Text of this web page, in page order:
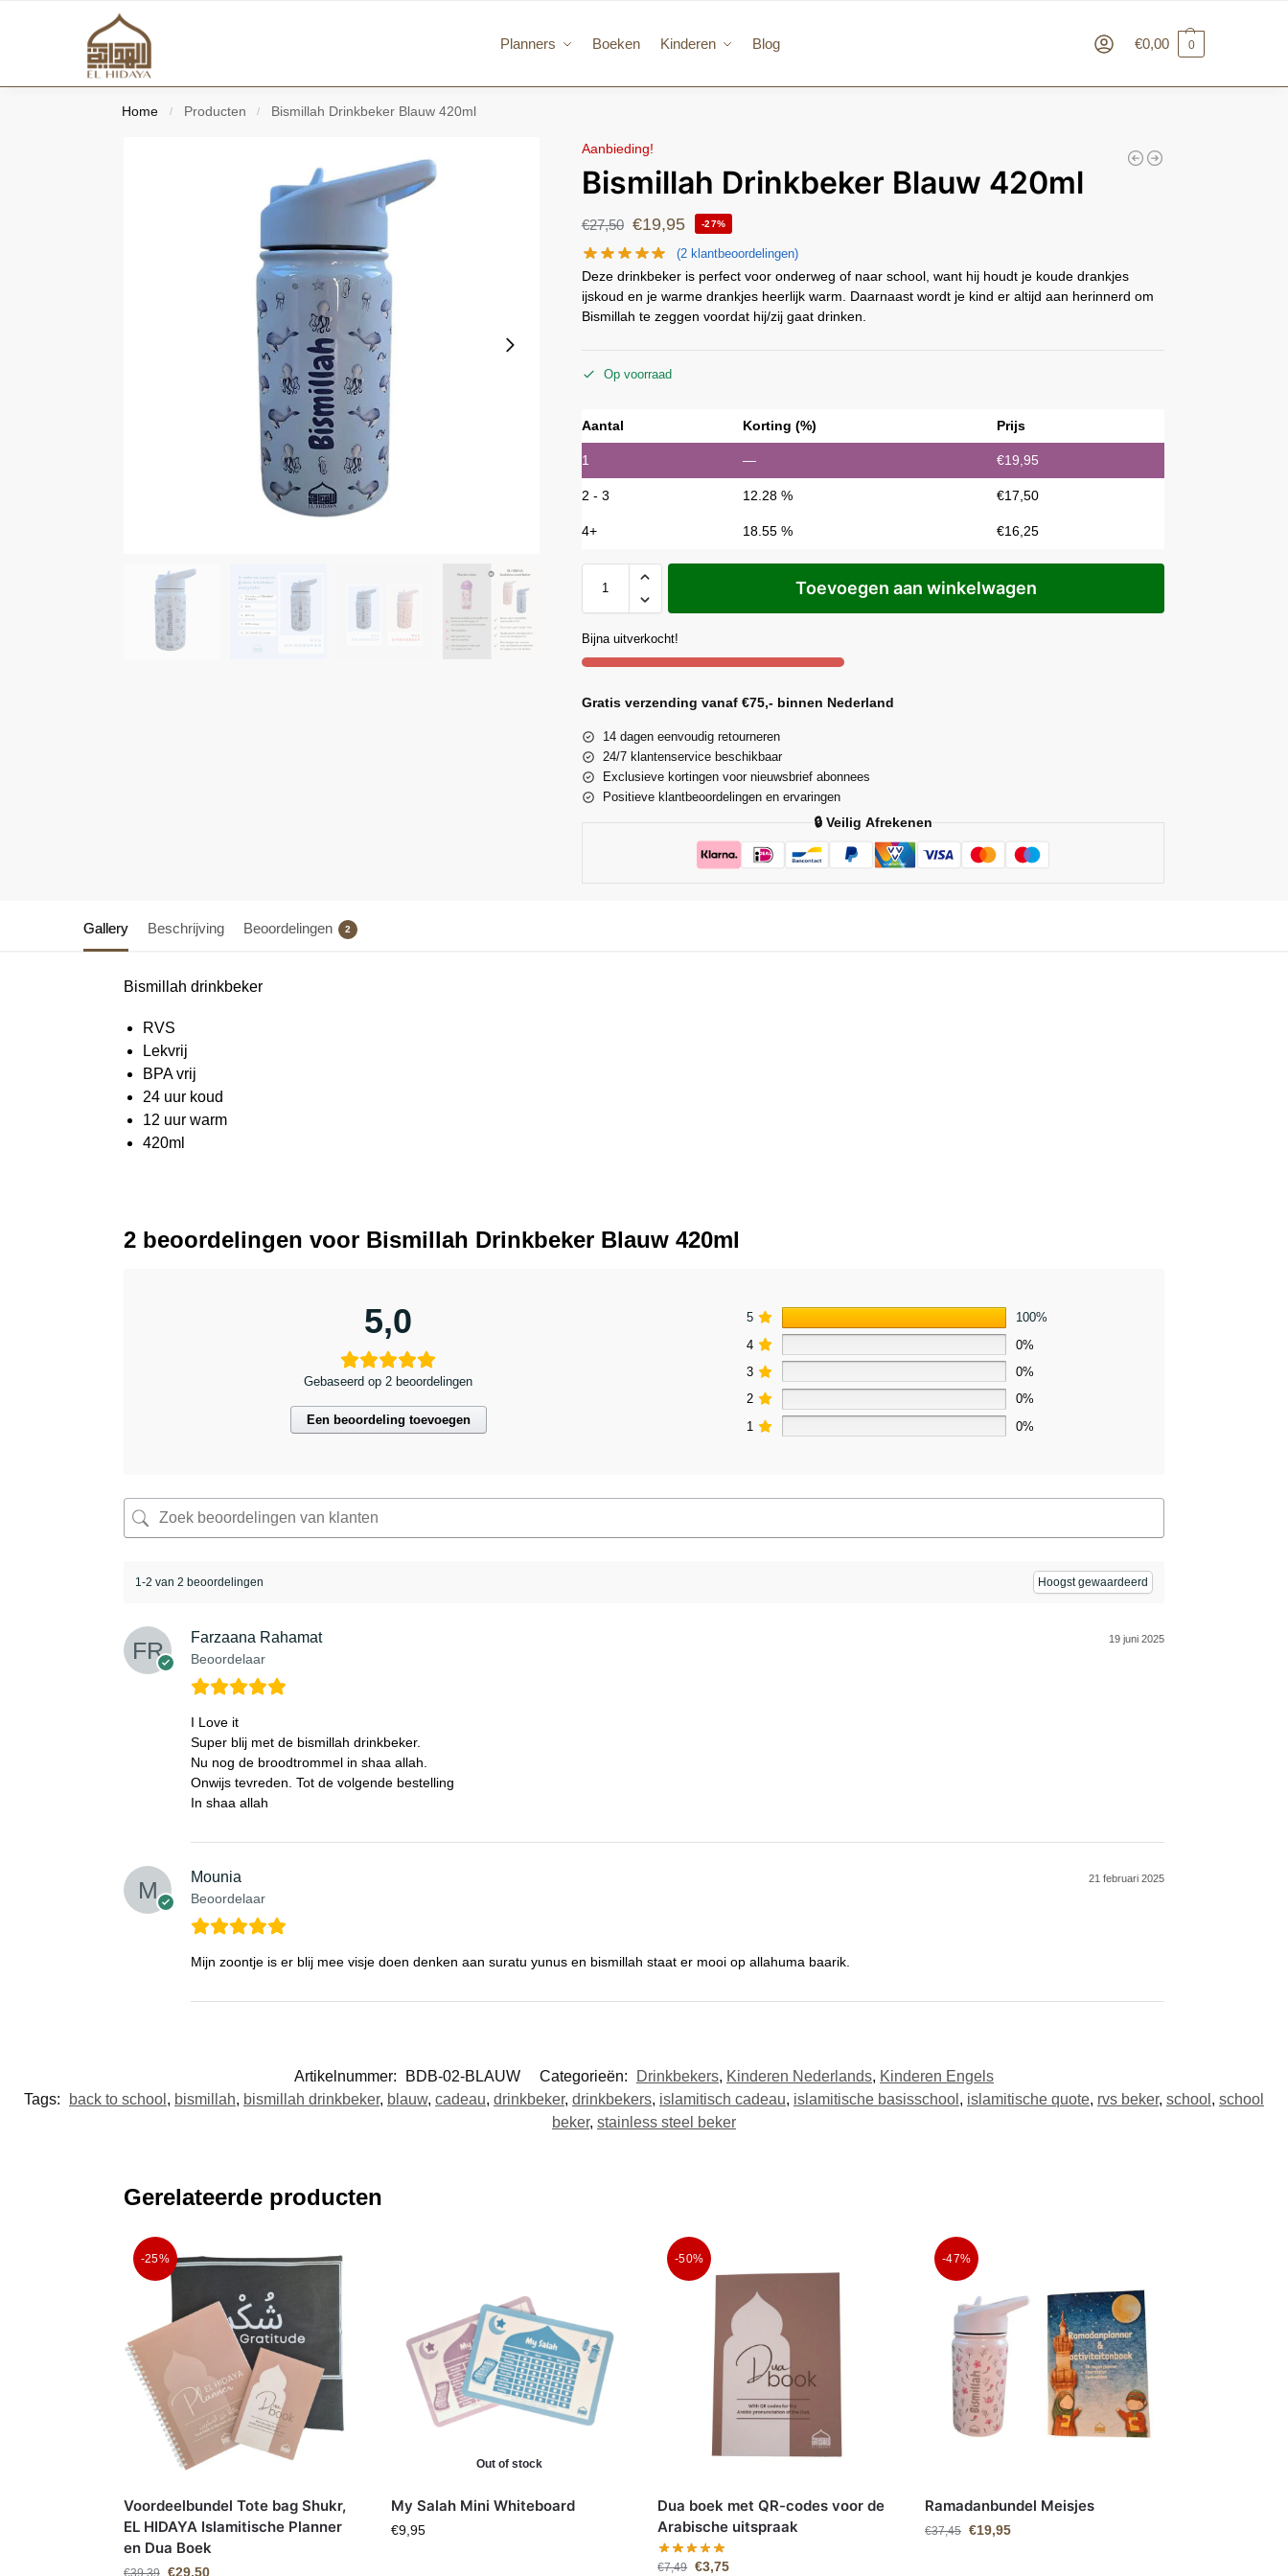
Planners Boeken Kinderen Blog €0,00 0
Home / Producten / Bismillah Drinkbeker Blauw 420ml
Aanbieding!
Bismillah Drinkbeker Blauw 420ml
€27,50 €19,95 -27%
(2 klantbeoordelingen)
Deze drinkbeker is perfect voor onderweg of naar school, want hij houdt je koude drankjes
ijskoud en je warme drankjes heerlijk warm. Daarnaast wordt je kind er altijd aan herinnerd om
Bismillah te zeggen voordat hij/zij gaat drinken.
Op voorraad
Aantal Korting (%) Prijs
1 — €19,95
2 - 3 12.28 % €17,50
4+ 18.55 % €16,25
Toevoegen aan winkelwagen
Bijna uitverkocht!
Gratis verzending vanaf €75,- binnen Nederland
14 dagen eenvoudig retourneren
24/7 klantenservice beschikbaar
Exclusieve kortingen voor nieuwsbrief abonnees
Positieve klantbeoordelingen en ervaringen
🔒 Veilig Afrekenen
Gallery Beschrijving Beoordelingen 2
Bismillah drinkbeker
RVS
Lekvrij
BPA vrij
24 uur koud
12 uur warm
420ml
2 beoordelingen voor Bismillah Drinkbeker Blauw 420ml
5,0
Gebaseerd op 2 beoordelingen
Een beoordeling toevoegen
5
100%
4
0%
3
0%
2
0%
1
0%
1-2 van 2 beoordelingen
Farzaana Rahamat
Beoordelaar
19 juni 2025
I Love it
Super blij met de bismillah drinkbeker.
Nu nog de broodtrommel in shaa allah.
Onwijs tevreden. Tot de volgende bestelling
In shaa allah
Mounia
Beoordelaar
21 februari 2025
Mijn zoontje is er blij mee visje doen denken aan suratu yunus en bismillah staat er mooi op allahuma baarik.
Artikelnummer: BDB-02-BLAUW Categorieën: Drinkbekers, Kinderen Nederlands, Kinderen Engels
Tags:
back to school , bismillah, bismillah drinkbeker, blauw, cadeau, drinkbeker, drinkbekers, islamitisch cadeau, islamitische basisschool , islamitische quote, rvs beker, school , school
beker, stainless steel beker
Gerelateerde producten
-25%
Voordeelbundel Tote bag Shukr,
EL HIDAYA Islamitische Planner
en Dua Boek
€39,39 €29,50
Out of stock
My Salah Mini Whiteboard
€9,95
-50%
Dua boek met QR-codes voor de
Arabische uitspraak
€7,49 €3,75
-47%
Ramadanbundel Meisjes
€37,45 €19,95